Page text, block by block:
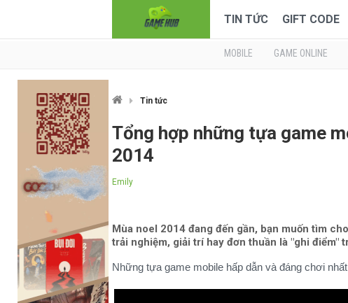
TIN TỨC GIFT CODE
MOBILE GAME ONLINE
Tin tức
Tổng hợp những tựa game
2014
Emily
Mùa noel 2014 đang đến gần, bạn muốn tìm
trải nghiệm, giải trí hay đơn thuần là "ghi điểm"
Những tựa game mobile hấp dẫn và đáng chơi